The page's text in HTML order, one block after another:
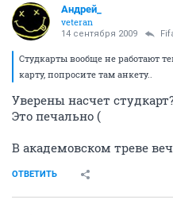
Андрей_
veteran
14 сентября 2009
Студкарты вообще не работают
карту, попросите там анкету..
Уверены насчет
Это печально (
В академовском треве
ОТВЕТИТЬ